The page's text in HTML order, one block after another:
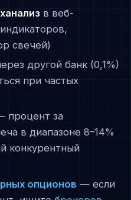
в веб-
свечей)
другой банк (0,1%)
при частых
процент за
в диапазоне 8–14%
конкурентный
опционов — если